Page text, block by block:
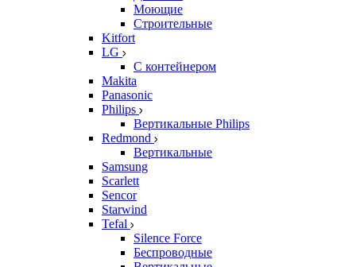
Моющие
Строительные
Kitfort
LG
С контейнером
Makita
Panasonic
Philips
Вертикальные Philips
Redmond
Вертикальные
Samsung
Scarlett
Sencor
Starwind
Tefal
Silence Force
Беспроводные